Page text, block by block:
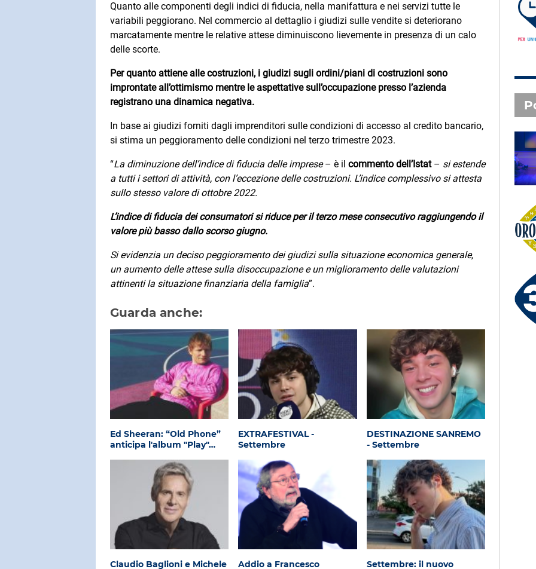
Quanto alle componenti degli indici di fiducia, nella manifattura e nei servizi tutte le
variabili peggiorano. Nel commercio al dettaglio i giudizi sulle vendite si deteriorano
marcatamente mentre le relative attese diminuiscono lievemente in presenza di un calo
delle scorte.
Per quanto attiene alle costruzioni, i giudizi sugli ordini/piani di costruzioni sono
improntate all’ottimismo mentre le aspettative sull’occupazione presso l’azienda
registrano una dinamica negativa.
In base ai giudizi forniti dagli imprenditori sulle condizioni di accesso al credito bancario,
si stima un peggioramento delle condizioni nel terzo trimestre 2023.
“La diminuzione dell’indice di fiducia delle imprese– è il commento dell’Istat– si estende
a tutti i settori di attività, con l’eccezione delle costruzioni. L’indice complessivo si attesta
sullo stesso valore di ottobre 2022.
L’indice di fiducia dei consumatori si riduce per il terzo mese consecutivo raggiungendo il
valore più basso dallo scorso giugno.
Si evidenzia un deciso peggioramento dei giudizi sulla situazione economica generale,
un aumento delle attese sulla disoccupazione e un miglioramento delle valutazioni
attinenti la situazione finanziaria della famiglia”.
Guarda anche:
Ed Sheeran: “Old Phone”
anticipa l'album "Play"…
EXTRAFESTIVAL -
Settembre
DESTINAZIONE SANREMO
- Settembre
Claudio Baglioni e Michele Addio a Francesco Settembre: il nuovo
D’AMORE – GIOVEDÌ 6 AGOSTO
Subasio Music Club